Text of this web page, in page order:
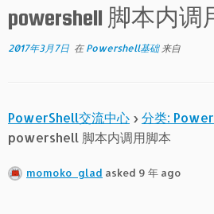
powershell 脚本内调
2017年3月7日 在 Powershell基础 来自
PowerShell交流中心 › 分类:
powershell 脚本内调用脚本
momoko_glad asked 9 年 ago